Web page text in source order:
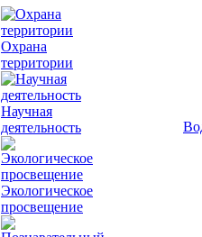
Охрана
территории
Научная
деятельность
Экологическое
просвещение